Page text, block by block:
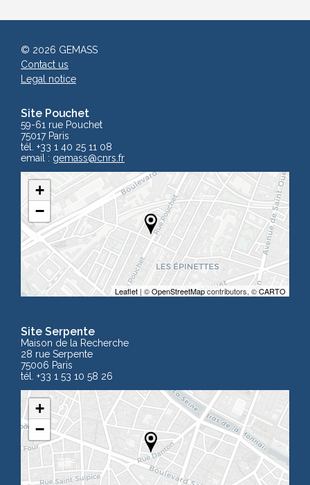
Site Pouchet
59-61 rue Pouchet
75017 Paris
tél. +33 1 40 25 11 08
email : gemass@cnrs.fr
+
−
Leaflet | ©OpenStreetMapcontributors, ©CARTO
Site Serpente
Maison de la Recherche
28 rue Serpente
75006 Paris
tél. +33 1 53 10 58 26
+
−
© 2026 GEMASS
Contact us
Legal notice